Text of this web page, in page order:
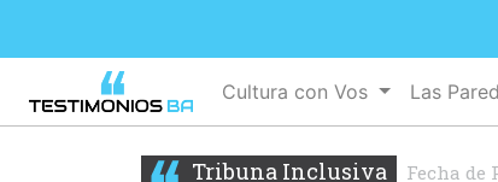
Cultura con Vos Las
Tribuna Inclusiva Fecha de